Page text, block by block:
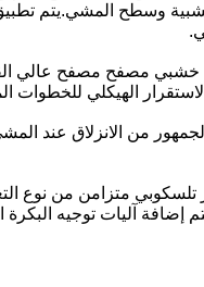
هيكلي لكل أذرع الدعم الخشبية وسطح
الجمهور من الانزلاق عند
متزامن من نوع
آليات توجيه البكرة